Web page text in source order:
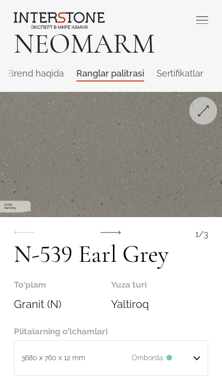
NEOMARM
Brend haqida Ranglar palitrasi Sertifikatlar
1/3
N-539 Earl Grey
To'plam
Granit (N)
Yuza turi
Yaltiroq
Plitalarning o'lchamlari
3680 x 760 x 12 mm Omborda
Qaysi sohada faoliyat yuritasiz?
Toshga ishlov
beruvch
Dizayner